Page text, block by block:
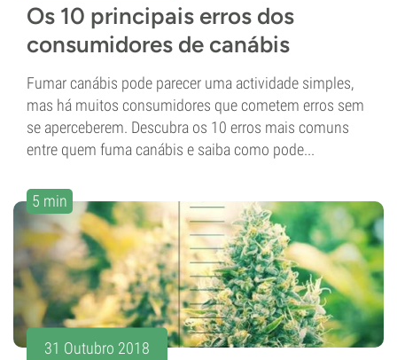
Os 10 principais erros dos
consumidores de canábis
Fumar canábis pode parecer uma actividade simples,
mas há muitos consumidores que cometem erros sem
se aperceberem. Descubra os 10 erros mais comuns
entre quem fuma canábis e saiba como pode...
5 min
31 Outubro 2018